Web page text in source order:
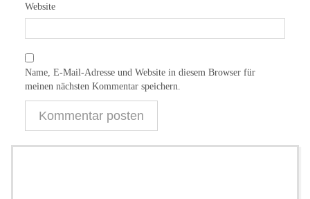
Website
Name, E-Mail-Adresse und Website in diesem Browser für
meinen nächsten Kommentar speichern.